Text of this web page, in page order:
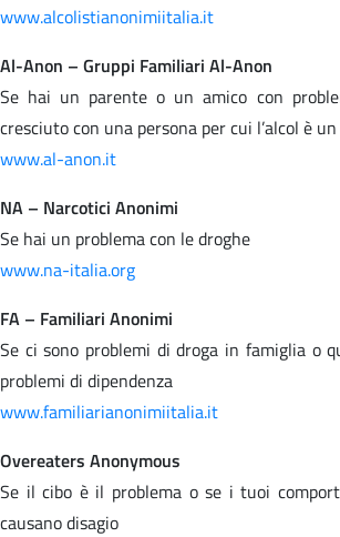
www.alcolistianonimiitalia.it
Al-Anon – Gruppi Familiari Al-Anon
Se hai un parente o un amico con
cresciuto con una persona per cui l’alcol è
www.al-anon.it
NA – Narcotici Anonimi
Se hai un problema con le droghe
www.na-italia.org
FA – Familiari Anonimi
Se ci sono problemi di droga in famiglia o
problemi di dipendenza
www.familiarianonimiitalia.it
Overeaters Anonymous
Se il cibo è il problema o se i tuoi
causano disagio